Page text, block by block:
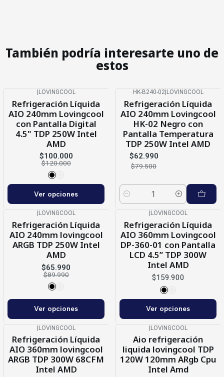
También podría interesarte uno de
estos
|LOVINGCOOL
Refrigeración Líquida
AIO 240mm Lovingcool
con Pantalla Digital
4.5" TDP 250W Intel
AMD
$100.000
$120.000
Ver opciones
HK-B240-02|LOVINGCOOL
Refrigeración Líquida
AIO 240mm Lovingcool
HK-02 Negro con
Pantalla Temperatura
TDP 250W Intel AMD
$62.990
$79.500
Cantidad
LOVINGCOOL
Refrigeración Líquida
AIO 240mm lovingcool
ARGB TDP 250W Intel
AMD
$65.990
$89.990
Ver opciones
LOVINGCOOL
Refrigeración Líquida
AIO 360mm Lovingcool
DP-360-01 con Pantalla
LCD 4.5” TDP 300W
Intel AMD
$159.900
Ver opciones
|LOVINGCOOL
Refrigeración Líquida
AIO 360mm lovingcool
ARGB TDP 300W 68CFM
Intel AMD
|LOVINGCOOL
Aio refrigeración
liquida lovingcool TDP
120W 120mm ARgb Cpu
Intel Amd